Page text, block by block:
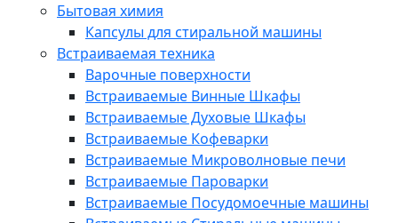
Бытовая химия
Капсулы для стиральной машины
Встраиваемая техника
Варочные поверхности
Встраиваемые Винные Шкафы
Встраиваемые Духовые Шкафы
Встраиваемые Кофеварки
Встраиваемые Микроволновые печи
Встраиваемые Пароварки
Встраиваемые Посудомоечные машины